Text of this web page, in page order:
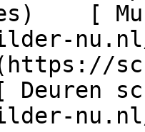
[
Deuren